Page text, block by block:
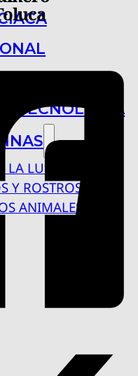
TECNOLOGÍA
LA LUPA
Y ROSTROS
ANIMALES